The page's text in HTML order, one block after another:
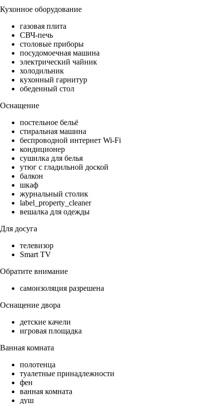
Кухонное оборудование
газовая плита
СВЧ-печь
столовые приборы
посудомоечная машина
электрический чайник
холодильник
кухонный гарнитур
обеденный стол
Оснащение
постельное бельё
стиральная машина
беспроводной интернет Wi-Fi
кондиционер
сушилка для белья
утюг с гладильной доской
балкон
шкаф
журнальный столик
label_property_cleaner
вешалка для одежды
Для досуга
телевизор
Smart TV
Обратите внимание
самоизоляция разрешена
Оснащение двора
детские качели
игровая площадка
Ванная комната
полотенца
туалетные принадлежности
фен
ванная комната
душ